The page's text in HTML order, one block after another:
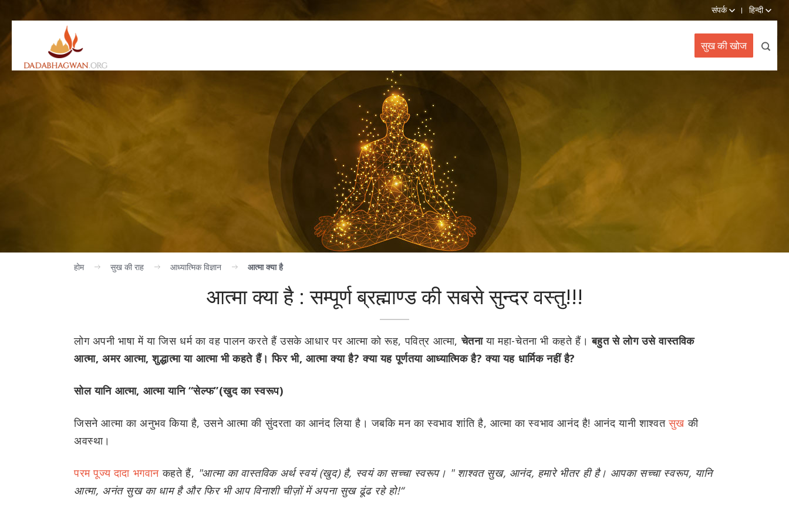
संपर्क हिन्दी
सुख की खोज
होम सुख की राह आध्यात्मिक विज्ञान आत्मा क्या है
आत्मा क्या है : सम्पूर्ण ब्रह्माण्ड की सबसे सुन्दर वस्तु!!!
लोग अपनी भाषा में या जिस धर्म का वह पालन करते हैं उसके आधार पर आत्मा को रूह, पवित्र आत्मा,चेतनाया महा-चेतना भी कहते हैं।बहुत से लोग उसे वास्तविक
आत्मा, अमर आत्मा, शुद्धात्मा या आत्मा भी कहते हैं। फिर भी, आत्मा क्या है? क्या यह पूर्णतया आध्यात्मिक है? क्या यह धार्मिक नहीं है?
सोल यानि आत्मा, आत्मा यानि “सेल्फ”(खुद का स्वरूप)
जिसने आत्मा का अनुभव किया है, उसने आत्मा की सुंदरता का आनंद लिया है। जबकि मन का स्वभाव शांति है, आत्मा का स्वभाव आनंद है! आनंद यानी शाश्वतसुख की
अवस्था।
परम पूज्य दादा भगवान कहते हैं, "आत्मा का वास्तविक अर्थ स्वयं (खुद) है, स्वयं का सच्चा स्वरूप। " शाश्वत सुख, आनंद, हमारे भीतर ही है। आपका सच्चा स्वरूप, यानि
आत्मा, अनंत सुख का धाम है और फिर भी आप विनाशी चीज़ों में अपना सुख ढूंढ रहे हो!“